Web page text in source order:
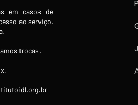
em casos de
ao serviço.
trocas.